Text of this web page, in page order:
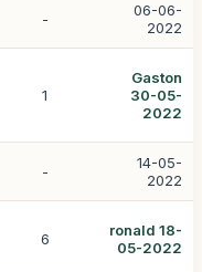
-
06-06-
2022
1
Gaston
30-05-
2022
-
14-05-
2022
6
ronald 18-
05-2022